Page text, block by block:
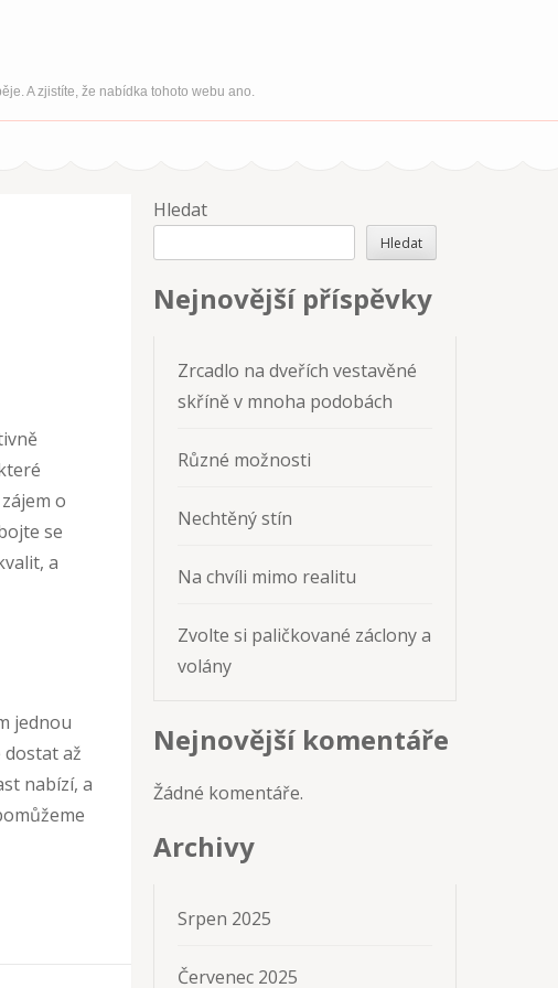
A zjistíte, že nabídka tohoto webu ano.
o
se
a
jednou
až
nabízí, a
Hledat
Hledat
Nejnovější příspěvky
Zrcadlo na dveřích vestavěné
skříně v mnoha podobách
Různé možnosti
Nechtěný stín
Na chvíli mimo realitu
Zvolte si paličkované záclony a
volány
Nejnovější komentáře
Žádné komentáře.
Archivy
Srpen 2025
Červenec 2025